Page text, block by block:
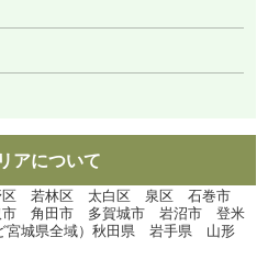
アについて
区 若林区 太白区 泉区 石巻市
角田市 多賀城市 岩沼市 登米
城県全域）秋田県 岩手県 山形